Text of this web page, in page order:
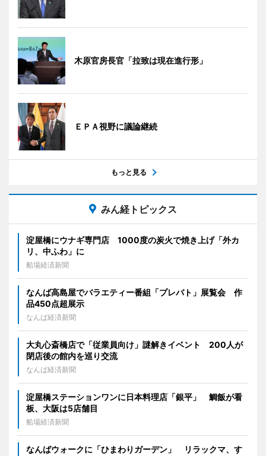
木原官房長官「拉致は現在進行形」
ＥＰＡ視野に議論継続
もっと見る
みん経トピックス
淀屋橋にウナギ専門店 1000度の炭火で焼き上げ「外カ
リ、中ふわ」に
船場経済新聞
なんば高島屋でバラエティー番組「プレバト」展覧会 作
品450点超展示
なんば経済新聞
大丸心斎橋店で「従業員向け」謎解きイベント 200人が
閉店後の館内を巡り交流
なんば経済新聞
淀屋橋ステーションワンに日本料理店「銀平」 鯛飯が看
板、大阪は5店舗目
船場経済新聞
なんばウォークに「ひまわりガーデン」 リラックマ、す